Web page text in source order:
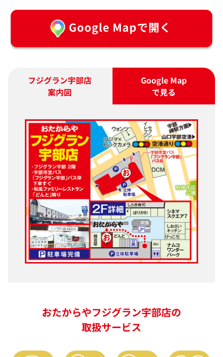
フジグラン宇部店
案内図
Google Map
で見る
おたからやフジグラン宇部店の
取扱サービス